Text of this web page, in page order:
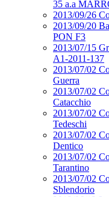
35 a.a
2013/09/26
2013/09/20
PON F3
2013/07/15
A1-2011-137
2013/07/02
Guerra
2013/07/02
Catacchio
2013/07/02
Tedeschi
2013/07/02
Dentico
2013/07/02
Tarantino
2013/07/02
Sblendorio